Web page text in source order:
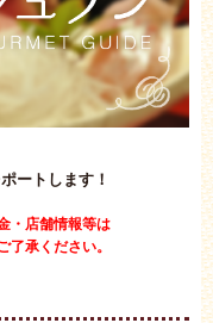
ートします！
・店舗情報等は
了承ください。